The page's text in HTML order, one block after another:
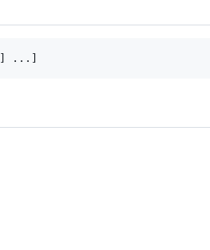
] .. . ]